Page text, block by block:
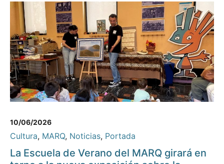
10/06/2026
Cultura, MARQ, Noticias, Portada
La Escuela de Verano del MARQ girará en